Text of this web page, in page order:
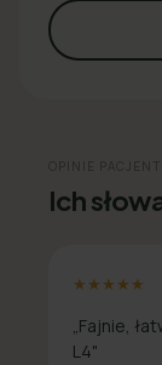
OPINIE
Ich
★★★★★
„Fajnie,
L4"